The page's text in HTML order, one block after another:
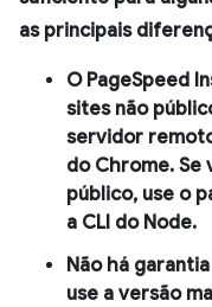
as principais
O PageSpeed
sites não
servidor
do Chrome. Se
público, use o
a CLI do Node.
Não há
use a versão